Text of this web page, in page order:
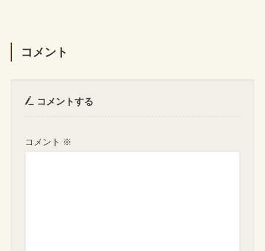
コメント
コメントする
コメント ※